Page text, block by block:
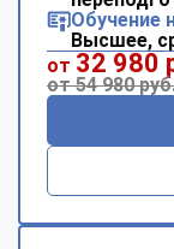
Обучение
Высшее,
от 32 980
от 54 980